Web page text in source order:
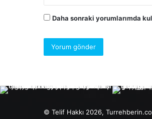
Daha sonraki yorumlarımda
© Telif Hakkı 2026,